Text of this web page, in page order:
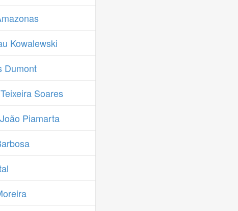
Kowalewski
Dumont
Soares
Piamarta